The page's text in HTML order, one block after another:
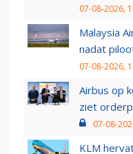
07-08-2026,
Malaysia
nadat
07-08-2026,
Airbus op
ziet
07-08-
KLM